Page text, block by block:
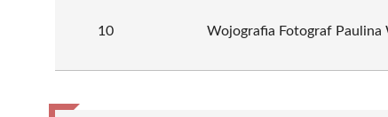
10 Wojografia Fotograf Paulina